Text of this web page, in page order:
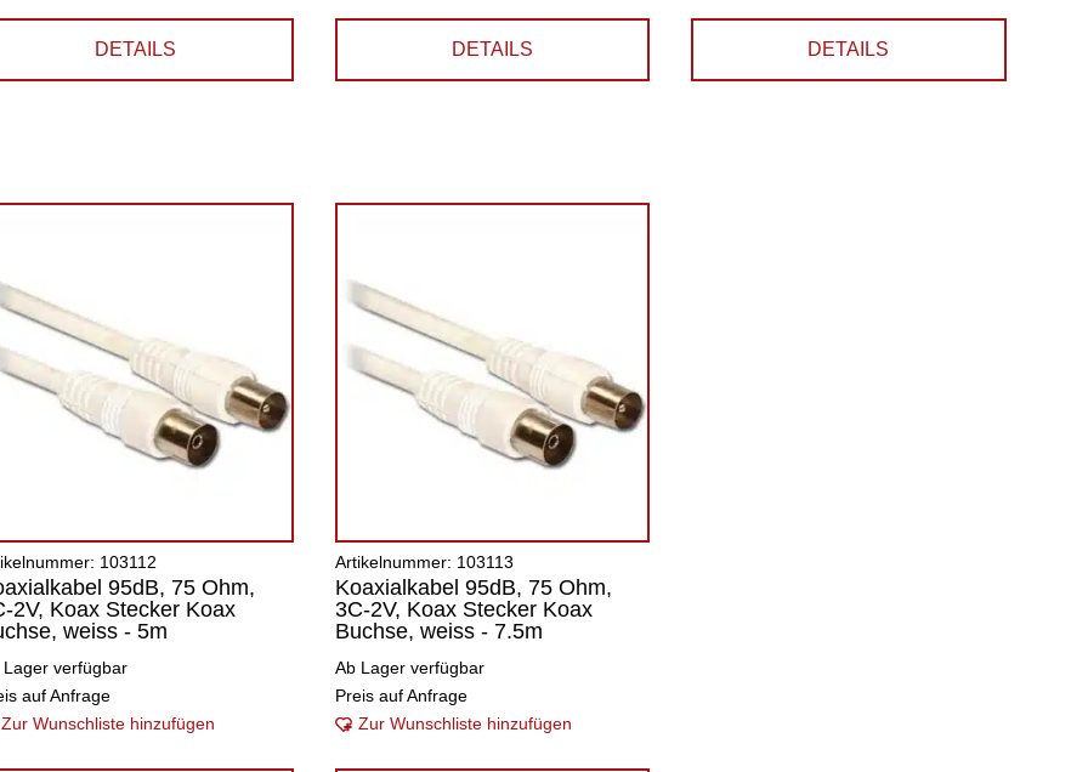
DETAILS DETAILS DETAILS
103112
95dB, 75 Ohm,
2V, Koax Stecker Koax
weiss - 5m
Lager verfügbar
auf Anfrage
Zur Wunschliste hinzufügen
Artikelnummer: 103113
Koaxialkabel 95dB, 75 Ohm,
3C-2V, Koax Stecker Koax
Buchse, weiss - 7.5m
Ab Lager verfügbar
Preis auf Anfrage
Zur Wunschliste hinzufügen